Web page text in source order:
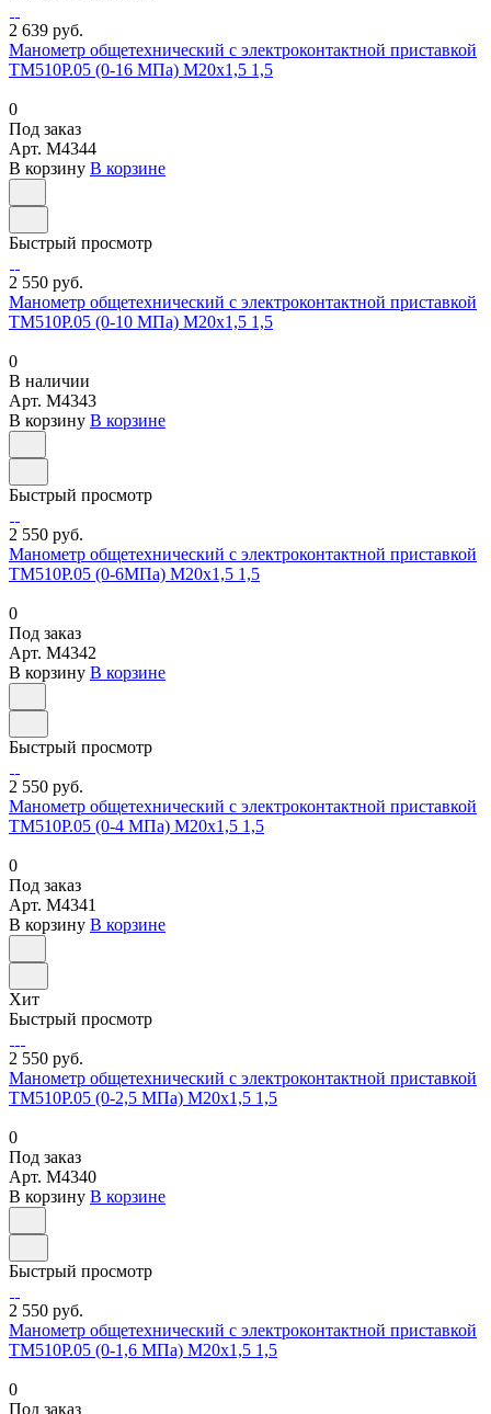
2 639 руб.
Манометр общетехнический с электроконтактной приставкой
ТМ510Р.05 (0-16 МПа) М20х1,5 1,5
0
Под заказ
Арт. M4344
В корзину В корзине
Быстрый просмотр
2 550 руб.
Манометр общетехнический с электроконтактной приставкой
ТМ510Р.05 (0-10 МПа) М20х1,5 1,5
0
В наличии
Арт. M4343
В корзину В корзине
Быстрый просмотр
2 550 руб.
Манометр общетехнический с электроконтактной приставкой
ТМ510Р.05 (0-6МПа) М20х1,5 1,5
0
Под заказ
Арт. M4342
В корзину В корзине
Быстрый просмотр
2 550 руб.
Манометр общетехнический с электроконтактной приставкой
ТМ510Р.05 (0-4 МПа) М20х1,5 1,5
0
Под заказ
Арт. M4341
В корзину В корзине
Хит
Быстрый просмотр
2 550 руб.
Манометр общетехнический с электроконтактной приставкой
ТМ510Р.05 (0-2,5 МПа) М20х1,5 1,5
0
Под заказ
Арт. M4340
В корзину В корзине
Быстрый просмотр
2 550 руб.
Манометр общетехнический с электроконтактной приставкой
ТМ510Р.05 (0-1,6 МПа) М20х1,5 1,5
0
Под заказ